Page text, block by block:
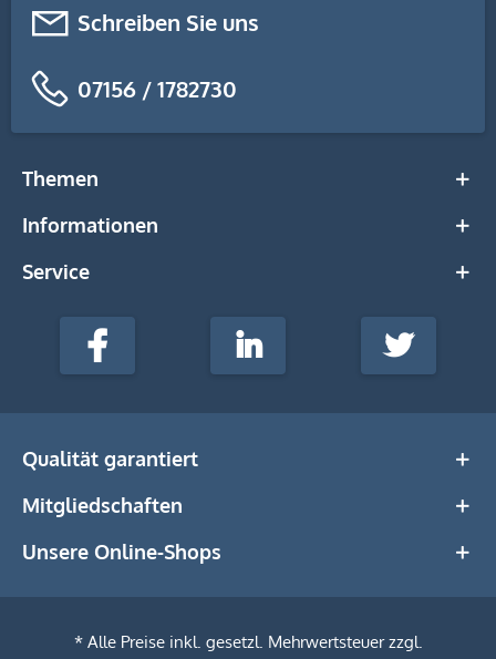
Schreiben Sie uns
07156 / 1782730
Themen
Informationen
Service
stempel-
Media
Facebook LinkedIn Twitter
Qualität garantiert
Mitgliedschaften
Unsere Online-Shops
* Alle Preise inkl. gesetzl. Mehrwertsteuer zzgl.